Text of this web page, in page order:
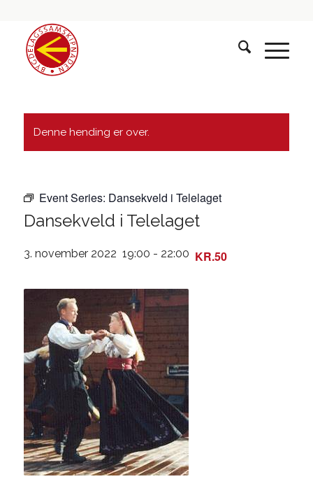
Denne hending er over.
Event Series: Dansekveld i Telelaget
Dansekveld i Telelaget
3. november 2022 19:00 - 22:00 KR.50